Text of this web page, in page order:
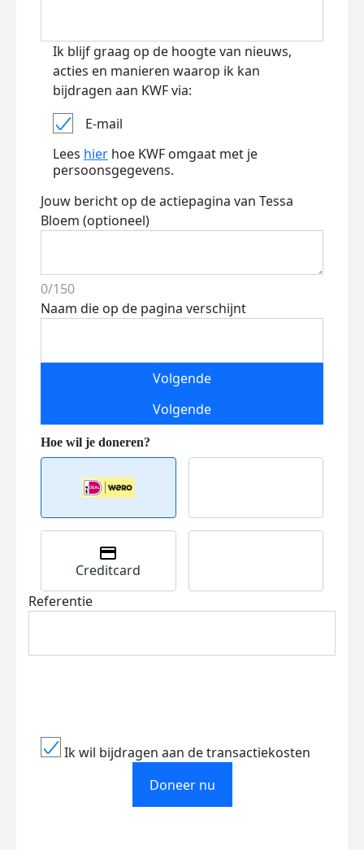
Ik blijf graag op de hoogte van nieuws,
acties en manieren waarop ik kan
bijdragen aan KWF via:
E-mail
Lees hier hoe KWF omgaat met je
persoonsgegevens.
Jouw bericht op de actiepagina van Tessa
Bloem (optioneel)
0/150
Naam die op de pagina verschijnt
Volgende
Volgende
Creditcard
Referentie
Ik wil bijdragen aan de transactiekosten
Doneer nu